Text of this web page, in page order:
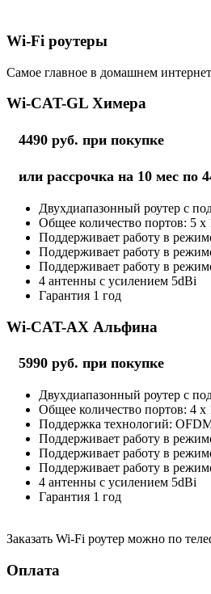
Wi-Fi роутеры
Самое главное в домашнем
Wi-CAT-GL Химера
4490 руб. при покупке
или рассрочка на 10 мес по
Двухдиапазонный роутер с
Общее количество портов: 5
Поддерживает работу в
Поддерживает работу в
Поддерживает работу в
4 антенны с усилением 5dBi
Гарантия 1 год
Wi-CAT-AX Альфина
5990 руб. при покупке
Двухдиапазонный роутер с
Общее количество портов: 4
Поддержка технологий:
Поддерживает работу в
Поддерживает работу в
Поддерживает работу в
4 антенны с усилением 5dBi
Гарантия 1 год
Заказать Wi-Fi роутер можно по
Оплата